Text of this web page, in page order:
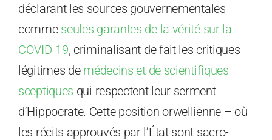
déclarant les sources gouvernementales
comme seules garantes de la vérité sur la
COVID-19, criminalisant de fait les critiques
légitimes de médecins et de scientifiques
sceptiques qui respectent leur serment
d’Hippocrate. Cette position orwellienne – où
les récits approuvés par l’État sont sacro-